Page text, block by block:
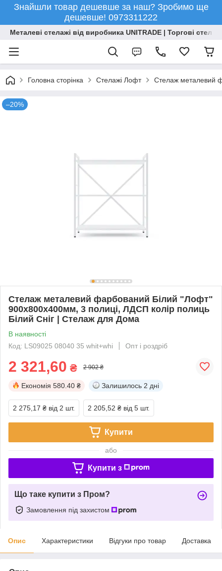
Знайшли товар дешевше за наш? Зробимо ще
дешевше! 0973311222
Металеві стелажі від виробника UNITRADE | Торгові
Головна сторінка Стелажі Лофт Стелаж металевий
–20%
Стелаж металевий фарбований Білий "Лофт"
900х800х400мм, 3 полиці, ЛДСП колір полиць
Білий Сніг | Стелаж для Дома
В наявності
Код: LS09025 08040 35 whit+whi
Опт і роздріб
2 321,60 ₴ 2 902 ₴
Економія 580.40 ₴ Залишилось 2 дні
2 275,17 ₴ від 2 шт. 2 205,52 ₴ від 5 шт.
Купити
або
Купити з
Що таке купити з Пром?
Замовлення під захистом
Опис Характеристики Відгуки про товар Доставка